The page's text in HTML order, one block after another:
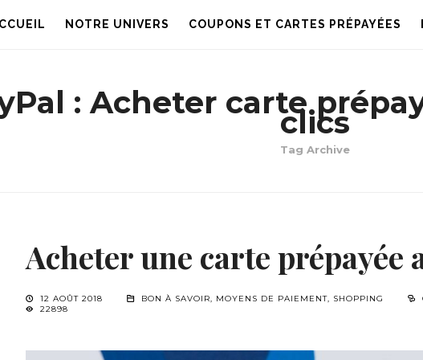
NOTRE UNIVERS COUPONS ET CARTES PRÉPAYÉES
: Acheter carte
clics
Tag Archive
Acheter une carte prépayée
12 AOÛT 2018 BON À SAVOIR, MOYENS DE PAIEMENT, SHOPPING
22898